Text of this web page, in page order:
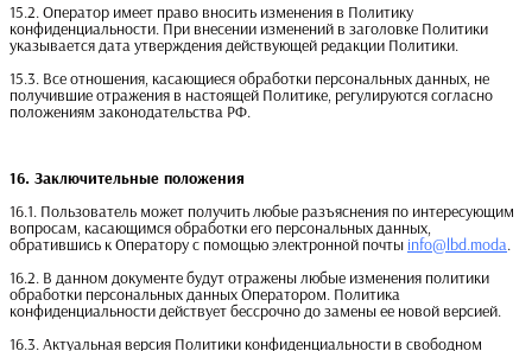
15.2. Оператор имеет право вносить изменения в Политику
конфиденциальности. При внесении изменений в заголовке Политики
указывается дата утверждения действующей редакции Политики.
15.3. Все отношения, касающиеся обработки персональных данных, не
получившие отражения в настоящей Политике, регулируются согласно
положениям законодательства РФ.
16. Заключительные положения
16.1. Пользователь может получить любые разъяснения по интересующим
вопросам, касающимся обработки его персональных данных,
обратившись к Оператору с помощью электронной почты info@lbd.moda.
16.2. В данном документе будут отражены любые изменения политики
обработки персональных данных Оператором. Политика
конфиденциальности действует бессрочно до замены ее новой версией.
16.3. Актуальная версия Политики конфиденциальности в свободном